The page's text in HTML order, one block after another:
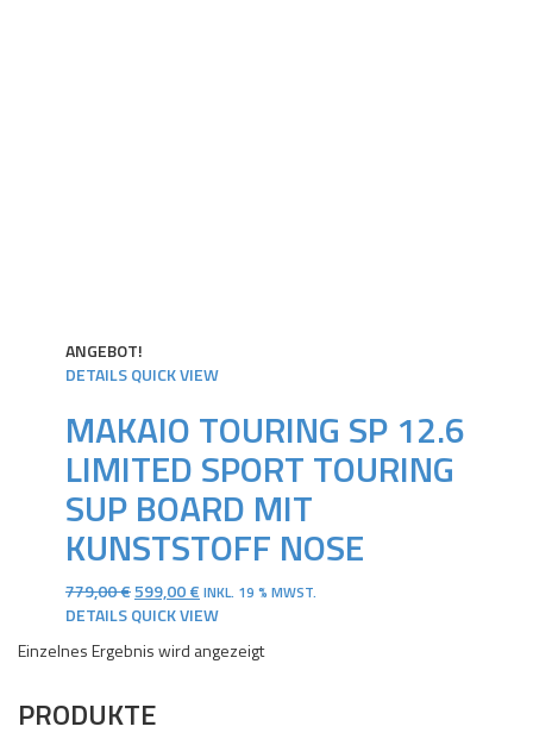
ANGEBOT!
DETAILSQUICK VIEW
MAKAIO TOURING SP 12.6
LIMITED SPORT TOURING
SUP BOARD MIT
KUNSTSTOFF NOSE
779,00€URSPRÜNGLICHER
PREIS
779,00 €
599,00€AKTUELLER
PREIS
599,00 €.
INKL. 19 % MWST.
DETAILSQUICK VIEW
Einzelnes Ergebnis wird angezeigt
PRODUKTE